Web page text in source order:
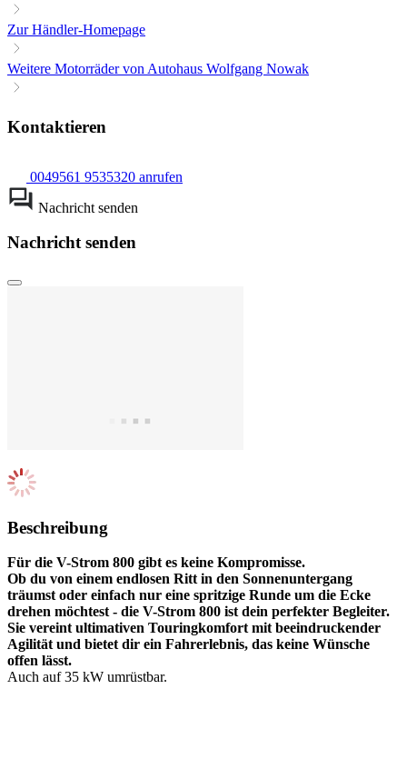
Zur Händler-Homepage
Weitere Motorräder von Autohaus Wolfgang Nowak
Kontaktieren
0049561 9535320 anrufen
Nachricht senden
Nachricht senden
Beschreibung
Für die V-Strom 800 gibt es keine Kompromisse.
Ob du von einem endlosen Ritt in den Sonnenuntergang
träumst oder einfach nur eine spritzige Runde um die Ecke
drehen möchtest - die V-Strom 800 ist dein perfekter Begleiter.
Sie vereint ultimativen Touringkomfort mit beeindruckender
Agilität und bietet dir ein Fahrerlebnis, das keine Wünsche
offen lässt.
Auch auf 35 kW umrüstbar.